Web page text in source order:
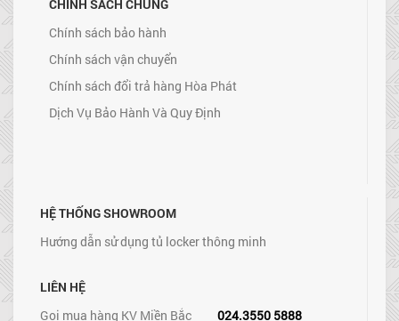
CHÍNH SÁCH CHUNG
Chính sách bảo hành
Chính sách vận chuyển
Chính sách đổi trả hàng Hòa Phát
Dịch Vụ Bảo Hành Và Quy Định
HỆ THỐNG SHOWROOM
Hướng dẫn sử dụng tủ locker thông minh
LIÊN HỆ
Gọi mua hàng KV Miền Bắc
024.3550 5888